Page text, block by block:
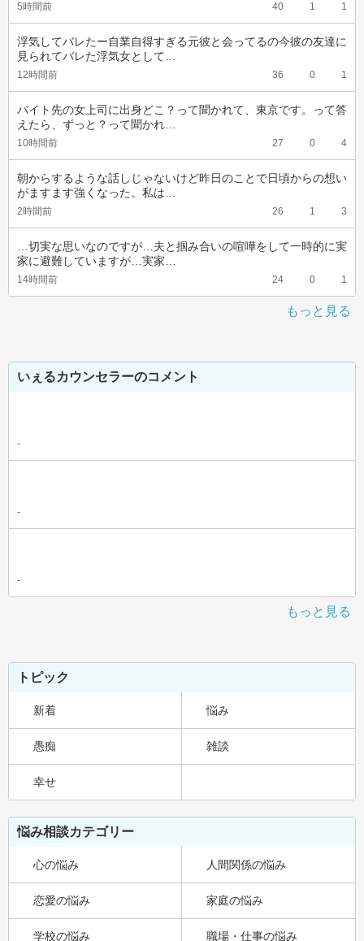
5時間前 40 1 1
浮気してバレたー自業自得すぎる元彼と会ってるの今彼の友達に
見られてバレた浮気女として…
12時間前 36 0 1
バイト先の女上司に出身どこ？って聞かれて、東京です。って答
えたら、ずっと？って聞かれ…
10時間前 27 0 4
朝からするような話しじゃないけど昨日のことで日頃からの想い
がますます強くなった。私は…
2時間前 26 1 3
…切実な思いなのですが…夫と掴み合いの喧嘩をして一時的に実
家に避難していますが…実家…
14時間前 24 0 1
もっと見る
いぇるカウンセラーのコメント
-
-
-
もっと見る
トピック
新着 悩み
愚痴 雑談
幸せ
悩み相談カテゴリー
心の悩み 人間関係の悩み
恋愛の悩み 家庭の悩み
学校の悩み 職場・仕事の悩み